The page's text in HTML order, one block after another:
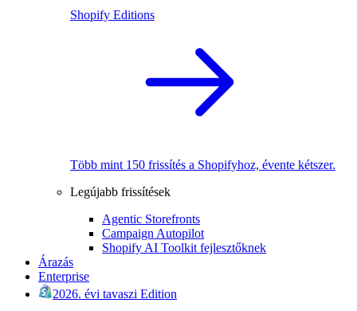
Shopify Editions
Több mint 150 frissítés a Shopifyhoz, évente kétszer.
Legújabb frissítések
Agentic Storefronts
Campaign Autopilot
Shopify AI Toolkit fejlesztőknek
Árazás
Enterprise
2026. évi tavaszi Edition